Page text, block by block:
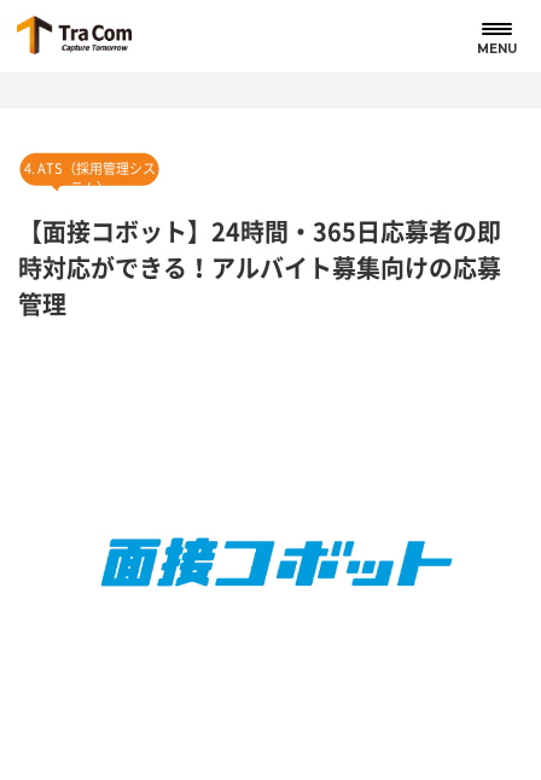
MENU
4. ATS（採用管理シス
テム）
【面接コボット】24時間・365日応募者の即
時対応ができる！アルバイト募集向けの応募
管理